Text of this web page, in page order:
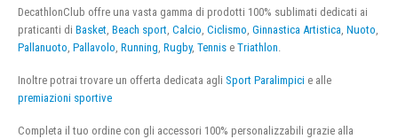
DecathlonClub offre una vasta gamma di prodotti 100% sublimati dedicati ai
praticanti di Basket Beach sport Calcio Ciclismo Ginnastica Artistica Nuoto
Pallanuoto Pallavolo Running Rugby, Tennis e Triathlon
Inoltre potrai trovare un offerta dedicata agli Sport Paralimpici e alle
premiazioni sportive
Completa il tuo ordine con gli accessori 100% personalizzabili grazie alla